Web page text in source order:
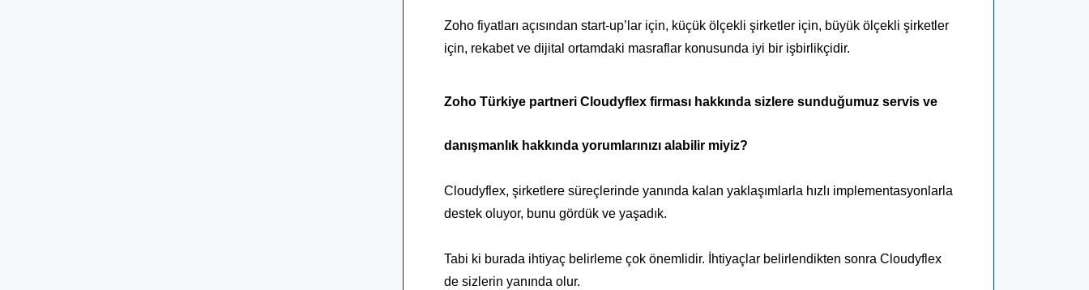
Zoho fiyatları açısından start-up’lar için, küçük ölçekli şirketler için, büyük ölçekli şirketler
için, rekabet ve dijital ortamdaki masraflar konusunda iyi bir işbirlikçidir.
Zoho Türkiye partneri Cloudyflex firması hakkında sizlere sunduğumuz servis ve
danışmanlık hakkında yorumlarınızı alabilir miyiz?
Cloudyflex, şirketlere süreçlerinde yanında kalan yaklaşımlarla hızlı implementasyonlarla
destek oluyor, bunu gördük ve yaşadık.
Tabi ki burada ihtiyaç belirleme çok önemlidir. İhtiyaçlar belirlendikten sonra Cloudyflex
de sizlerin yanında olur.